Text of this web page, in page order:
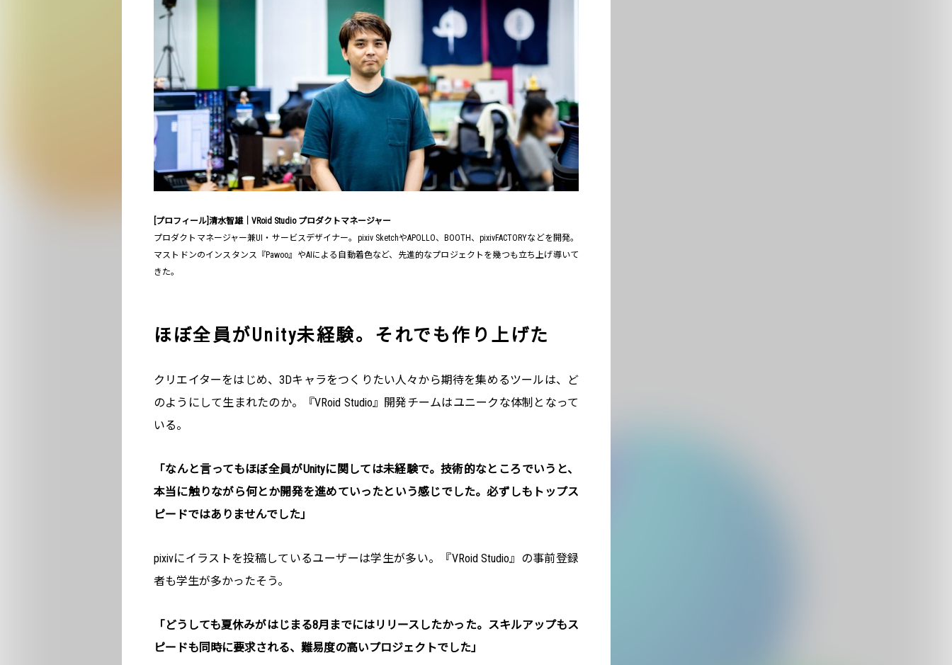
[プロフィール]清水智雄｜VRoid Studio プロダクトマネージャー
プロダクトマネージャー兼UI・サービスデザイナー。pixiv SketchやAPOLLO、BOOTH、pixivFACTORYなどを開発。
マストドンのインスタンス『Pawoo』やAIによる自動着色など、先進的なプロジェクトを幾つも立ち上げ導いて
きた。
ほぼ全員がUnity未経験。それでも作り上げた
クリエイターをはじめ、3Dキャラをつくりたい人々から期待を集めるツールは、ど
のようにして生まれたのか。『VRoid Studio』開発チームはユニークな体制となって
いる。
「なんと言ってもほぼ全員がUnityに関しては未経験で。技術的なところでいうと、
本当に触りながら何とか開発を進めていったという感じでした。必ずしもトップス
ピードではありませんでした」
pixivにイラストを投稿しているユーザーは学生が多い。『VRoid Studio』の事前登録
者も学生が多かったそう。
「どうしても夏休みがはじまる8月までにはリリースしたかった。スキルアップもス
ピードも同時に要求される、難易度の高いプロジェクトでした」